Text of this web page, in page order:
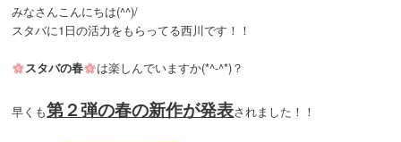
みなさんこんにちは(^^)/
スタバに1日の活力をもらってる西川です！！
スタバの春 は楽しんでいますか(*^-^*)？
早くも第２弾の春の新作が発表されました！！